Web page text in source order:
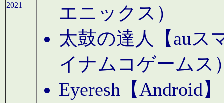
2021
エニックス）
太鼓の達人【auス
イナムコゲームス
Eyeresh【Android